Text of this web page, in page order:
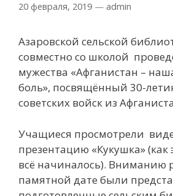
20 февраля, 2019 — admin
Азаровской сельской
совместно со школой
мужества «Афганистан –
боль», посвящённый 30-
советских войск из
Учащиеся просмотрели
презентацию «Кукушка» (как
всё начиналось). Вниманию
памятной дате были